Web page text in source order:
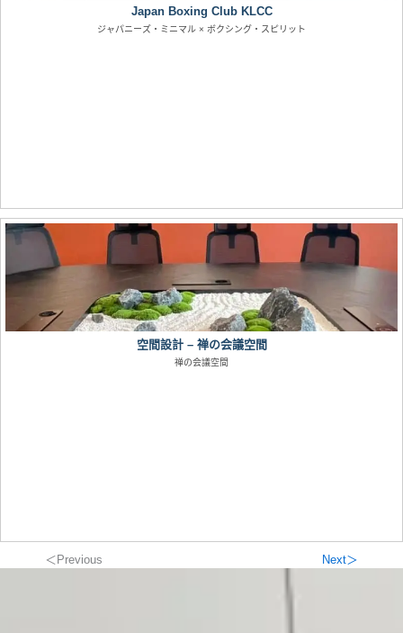
Japan Boxing Club KLCC
ジャパニーズ・ミニマル × ボクシング・スピリット
空間設計 – 禅の会議空間
禅の会議空間
＜Previous Next＞